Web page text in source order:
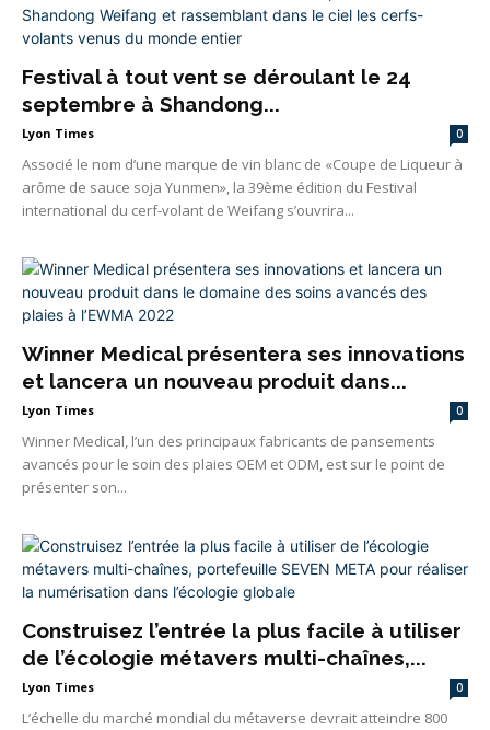
Festival à tout vent se déroulant le 24
septembre à Shandong...
Lyon Times 0
Associé le nom d’une marque de vin blanc de «Coupe de Liqueur à
arôme de sauce soja Yunmen», la 39ème édition du Festival
international du cerf-volant de Weifang s’ouvrira...
Winner Medical présentera ses innovations
et lancera un nouveau produit dans...
Lyon Times 0
Winner Medical, l’un des principaux fabricants de pansements
avancés pour le soin des plaies OEM et ODM, est sur le point de
présenter son...
Construisez l’entrée la plus facile à utiliser
de l’écologie métavers multi-chaînes,...
Lyon Times 0
L’échelle du marché mondial du métaverse devrait atteindre 800